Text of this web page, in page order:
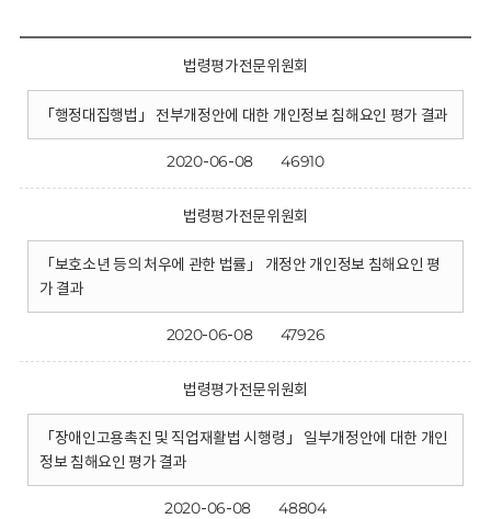
법령평가전문위원회
「행정대집행법」 전부개정안에 대한 개인정보 침해요인 평가 결과
2020-06-08 46910
법령평가전문위원회
「보호소년 등의 처우에 관한 법률」 개정안 개인정보 침해요인 평
가 결과
2020-06-08 47926
법령평가전문위원회
「장애인고용촉진 및 직업재활법 시행령」 일부개정안에 대한 개인
정보 침해요인 평가 결과
2020-06-08 48804